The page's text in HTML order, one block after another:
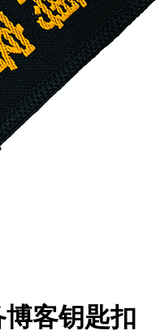
博客钥匙扣